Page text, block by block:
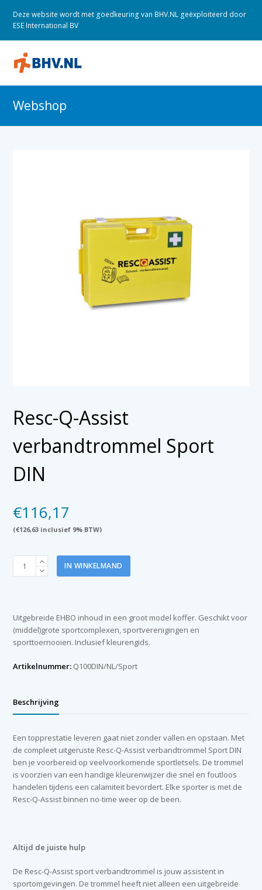
Deze website wordt met goedkeuring van BHV.NL geëxploiteerd door
ESE International BV
Webshop
Resc-Q-Assist
verbandtrommel Sport
DIN
€116,17
(€126,63 inclusief 9% BTW)
Resc-
Q-
DIN
aantal
IN WINKELMAND
Uitgebreide EHBO inhoud in een groot model koffer. Geschikt voor
(middel)grote sportcomplexen, sportverenigingen en
sporttoernooien. Inclusief kleurengids.
Artikelnummer: Q100DIN/NL/Sport
Beschrijving
Een topprestatie leveren gaat niet zonder vallen en opstaan. Met
de compleet uitgeruste Resc-Q-Assist verbandtrommel Sport DIN
ben je voorbereid op veelvoorkomende sportletsels. De trommel
is voorzien van een handige kleurenwijzer die snel en foutloos
handelen tijdens een calamiteit bevordert. Elke sporter is met de
Resc-Q-Assist binnen no-time weer op de been.
Altijd de juiste hulp
De Resc-Q-Assist sport verbandtrommel is jouw assistent in
sportomgevingen. De trommel heeft niet alleen een uitgebreide